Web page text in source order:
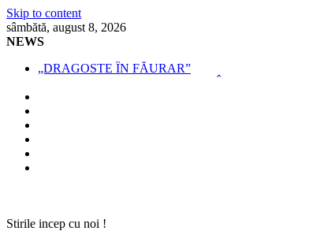
Skip to content
sâmbătă, august 8, 2026
NEWS
„DRAGOSTE ÎN FĂURAR”
Stirile incep cu noi !